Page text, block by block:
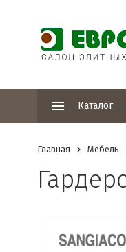
Каталог
Главная Мебель